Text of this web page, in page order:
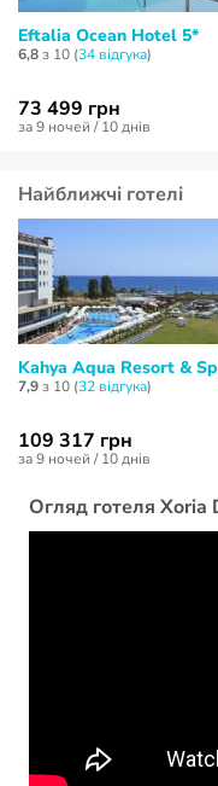
Огляд готеля Xoria
Eftalia Ocean Hotel 5*
6,8з 10 (34 відгукa)
73 499 грн
за 9 ночей / 10 днів
Найближчі готелі
Kahya Aqua Resort &
7,9з 10 (32 відгукa)
109 317 грн
за 9 ночей / 10 днів